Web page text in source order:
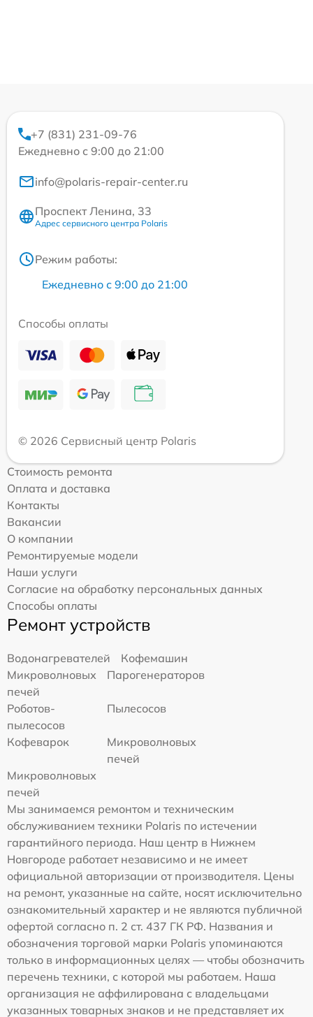
+7 (831) 231-09-76
Ежедневно с 9:00 до 21:00
info@polaris-repair-center.ru
Проспект Ленина, 33
Адрес сервисного центра Polaris
Режим работы:
Ежедневно с 9:00 до 21:00
Способы оплаты
© 2026 Сервисный центр Polaris
Стоимость ремонта
Оплата и доставка
Контакты
Вакансии
О компании
Ремонтируемые модели
Наши услуги
Согласие на обработку персональных данных
Способы оплаты
Ремонт устройств
Водонагревателей
Кофемашин
Микроволновых
печей
Парогенераторов
Роботов-
пылесосов
Пылесосов
Кофеварок
Микроволновых
печей
Микроволновых
печей
Мы занимаемся ремонтом и техническим
обслуживанием техники Polaris по истечении
гарантийного периода. Наш центр в Нижнем
Новгороде работает независимо и не имеет
официальной авторизации от производителя. Цены
на ремонт, указанные на сайте, носят исключительно
ознакомительный характер и не являются публичной
офертой согласно п. 2 ст. 437 ГК РФ. Названия и
обозначения торговой марки Polaris упоминаются
только в информационных целях — чтобы обозначить
перечень техники, с которой мы работаем. Наша
организация не аффилирована с владельцами
указанных товарных знаков и не представляет их